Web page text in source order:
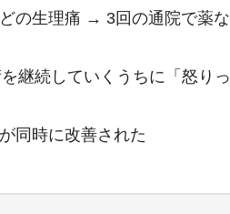
の生理痛 → 3回の通院で薬な
継続していくうちに「怒りっ
同時に改善された